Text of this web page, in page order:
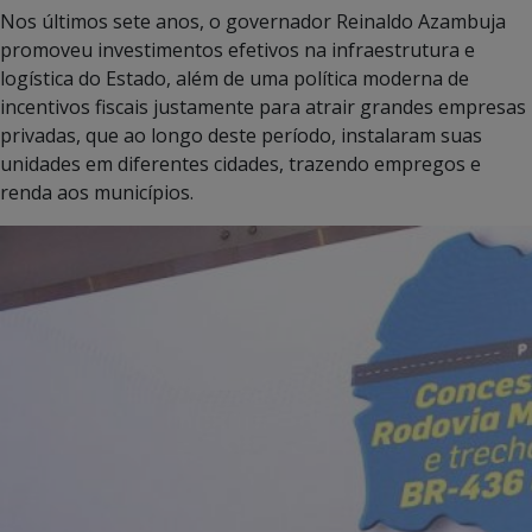
Nos últimos sete anos, o governador Reinaldo Azambuja
promoveu investimentos efetivos na infraestrutura e
logística do Estado, além de uma política moderna de
incentivos fiscais justamente para atrair grandes empresas
privadas, que ao longo deste período, instalaram suas
unidades em diferentes cidades, trazendo empregos e
renda aos municípios.